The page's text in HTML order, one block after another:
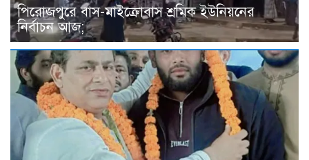
পিরোজপুরে বাস-মাইক্রোবাস শ্রমিক ইউনিয়নের
নির্বাচন আজ;